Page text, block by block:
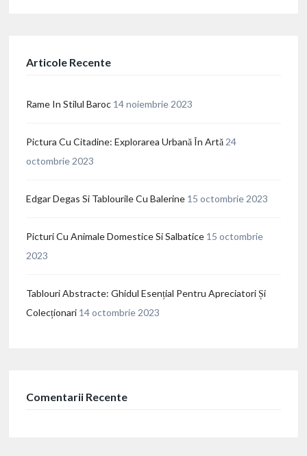
Articole Recente
Rame In Stilul Baroc 14 noiembrie 2023
Pictura Cu Citadine: Explorarea Urbană În Artă 24
octombrie 2023
Edgar Degas Si Tablourile Cu Balerine 15 octombrie 2023
Picturi Cu Animale Domestice Si Salbatice 15 octombrie
2023
Tablouri Abstracte: Ghidul Esențial Pentru Apreciatori Și
Colecționari 14 octombrie 2023
Comentarii Recente